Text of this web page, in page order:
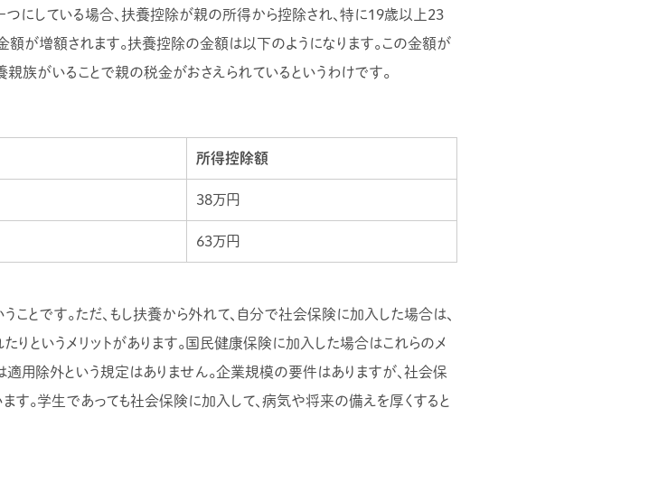
つにしている場合、扶養控除が親の所得から控除され、特に19歳以上23
額が増額されます。扶養控除の金額は以下のようになります。この金額が
族がいることで親の税金がおさえられているというわけです。
所得控除額
38万円
63万円
ことです。ただ、もし扶養から外れて、自分で社会保険に加入した場合は、
というメリットがあります。国民健康保険に加入した場合はこれらのメ
適用除外という規定はありません。企業規模の要件はありますが、社会保
す。学生であっても社会保険に加入して、病気や将来の備えを厚くすると